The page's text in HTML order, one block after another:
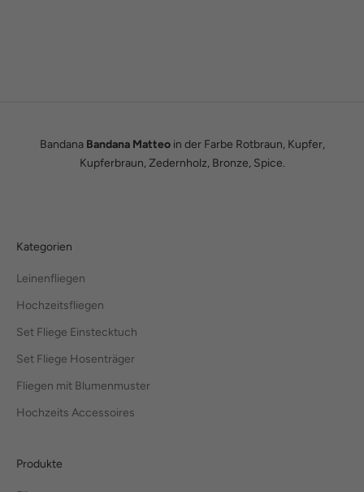
Bandana Bandana Matteoin der Farbe Rotbraun, Kupfer,
Kupferbraun, Zedernholz, Bronze, Spice.
Kategorien
Leinenfliegen
Hochzeitsfliegen
Set Fliege Einstecktuch
Set Fliege Hosenträger
Fliegen mit Blumenmuster
Hochzeits Accessoires
Produkte